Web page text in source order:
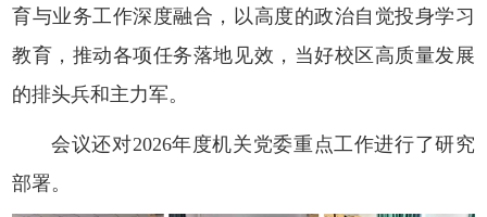
育与业务工作深度融合，以高度的政治自觉投身学习
教育，推动各项任务落地见效，当好校区高质量发展
的排头兵和主力军。
会议还对2026年度机关党委重点工作进行了研究
部署。